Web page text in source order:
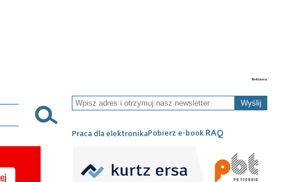
Wyślij
Praca dla elektronikaPobierz e-bookRAQ